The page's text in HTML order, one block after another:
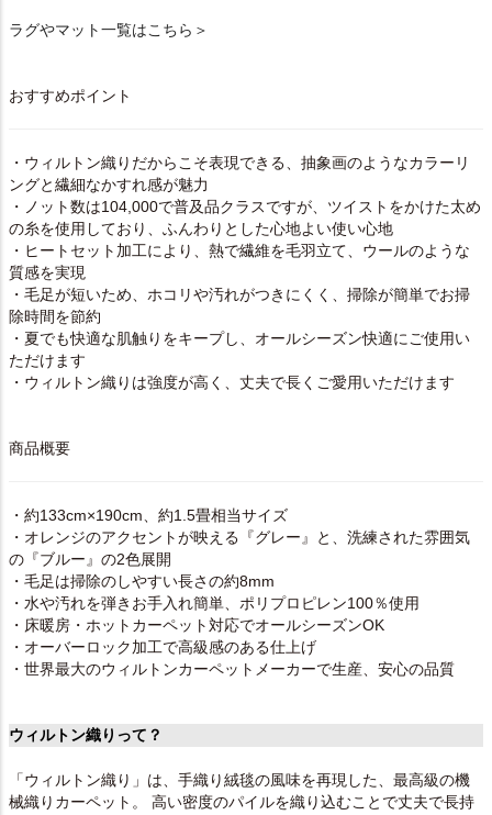
ラグやマット一覧はこちら＞
おすすめポイント
・ウィルトン織りだからこそ表現できる、抽象画のようなカラーリ
ングと繊細なかすれ感が魅力
・ノット数は104,000で普及品クラスですが、ツイストをかけた太め
の糸を使用しており、ふんわりとした心地よい使い心地
・ヒートセット加工により、熱で繊維を毛羽立て、ウールのような
質感を実現
・毛足が短いため、ホコリや汚れがつきにくく、掃除が簡単でお掃
除時間を節約
・夏でも快適な肌触りをキープし、オールシーズン快適にご使用い
ただけます
・ウィルトン織りは強度が高く、丈夫で長くご愛用いただけます
商品概要
・約133cm×190cm、約1.5畳相当サイズ
・オレンジのアクセントが映える『グレー』と、洗練された雰囲気
の『ブルー』の2色展開
・毛足は掃除のしやすい長さの約8mm
・水や汚れを弾きお手入れ簡単、ポリプロピレン100％使用
・床暖房・ホットカーペット対応でオールシーズンOK
・オーバーロック加工で高級感のある仕上げ
・世界最大のウィルトンカーペットメーカーで生産、安心の品質
ウィルトン織りって？
「ウィルトン織り」は、手織り絨毯の風味を再現した、最高級の機
械織りカーペット。 高い密度のパイルを織り込むことで丈夫で長持